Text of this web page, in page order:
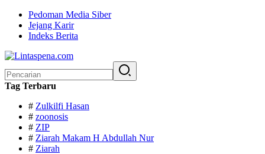
Langsung
konten
Pedoman Media Siber
Jejang Karir
Indeks Berita
untuk:
Tag Terbaru
# Zulkilfi Hasan
# zoonosis
# ZIP
# Ziarah Makam H Abdullah Nur
# Ziarah